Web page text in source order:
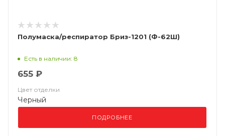
Полумаска/респиратор Бриз-1201 (Ф-62Ш)
Есть в наличии: 8
655 ₽
Цвет отделки
Черный
ПОДРОБНЕЕ